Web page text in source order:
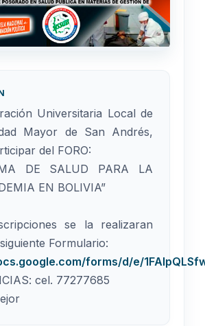
Universitaria Local de
Mayor de San Andrés,
del FORO:
DE SALUD PARA LA
EN BOLIVIA”
se la realizaran
Formulario:
forms/d/e/
cel. 77277685